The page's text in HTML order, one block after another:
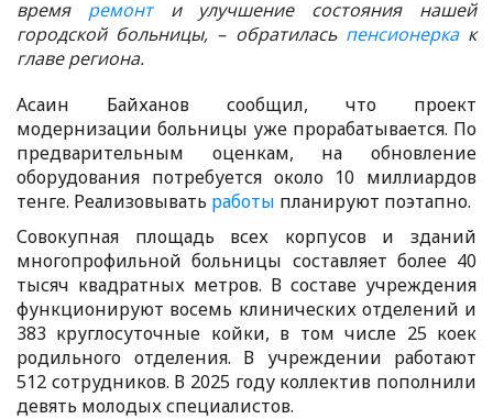
время ремонти улучшение состояния нашей
городской больницы, – обратилась пенсионеркак
главе региона.
Асаин Байханов сообщил, что проект
модернизации больницы уже прорабатывается. По
предварительным оценкам, на обновление
оборудования потребуется около 10 миллиардов
тенге. Реализовывать работы планируют поэтапно.
Совокупная площадь всех корпусов и зданий
многопрофильной больницы составляет более 40
тысяч квадратных метров. В составе учреждения
функционируют восемь клинических отделений и
383 круглосуточные койки, в том числе 25 коек
родильного отделения. В учреждении работают
512 сотрудников. В 2025 году коллектив пополнили
девять молодых специалистов.